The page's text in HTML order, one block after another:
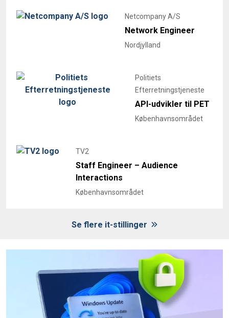
Netcompany A/S
Network Engineer
Nordjylland
Politiets
Efterretningstjeneste
API-udvikler til PET
Københavnsområdet
TV2
Staff Engineer – Audience
Interactions
Københavnsområdet
Se flere it-stillinger